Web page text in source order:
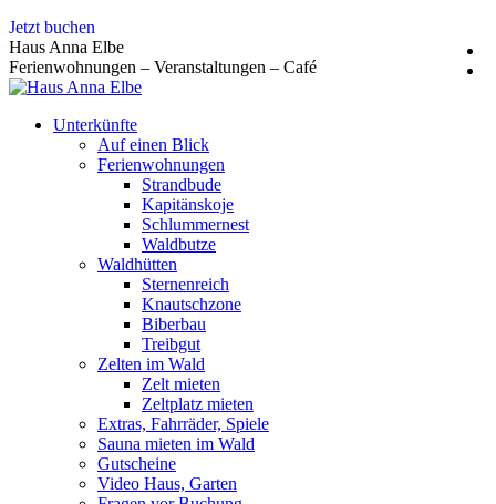
Zum
Inhalt
springen
Jetzt buchen
Haus Anna Elbe
Ferienwohnungen – Veranstaltungen – Café
Unterkünfte
Auf einen Blick
Ferienwohnungen
Strandbude
Kapitänskoje
Schlummernest
Waldbutze
Waldhütten
Sternenreich
Knautschzone
Biberbau
Treibgut
Zelten im Wald
Zelt mieten
Zeltplatz mieten
Extras, Fahrräder, Spiele
Sauna mieten im Wald
Gutscheine
Video Haus, Garten